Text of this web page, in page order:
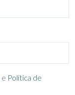
e Política de